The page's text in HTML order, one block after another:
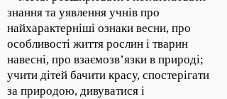
знання та уявлення учнів про
найхарактерніші ознаки весни, про
особливості життя рослин і тварин
навесні, про взаємозв’язки в природі;
учити дітей бачити красу, спостерігати
за природою, дивуватися і